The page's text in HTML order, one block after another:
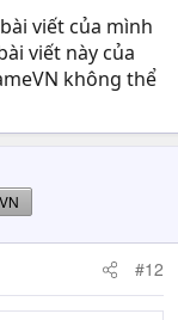
viết của mình
viết này của
không thể
#12